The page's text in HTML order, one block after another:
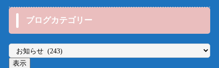
ブログカテゴリー